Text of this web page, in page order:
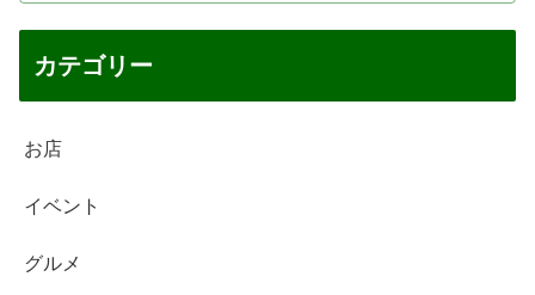
カテゴリー
お店
イベント
グルメ